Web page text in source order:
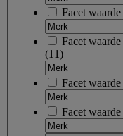
Facet waarde
Facet waarde
(11)
Facet waarde
Facet waarde